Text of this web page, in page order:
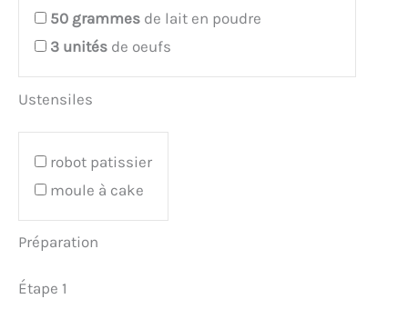
50 grammes de lait en poudre
3 unités de oeufs
Ustensiles
robot patissier
moule à cake
Préparation
Étape 1